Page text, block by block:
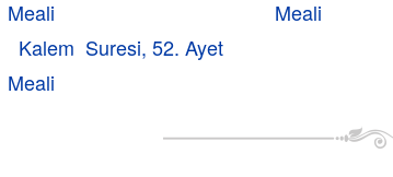
Meali
Meali
Kalem Suresi, 52. Ayet
Meali